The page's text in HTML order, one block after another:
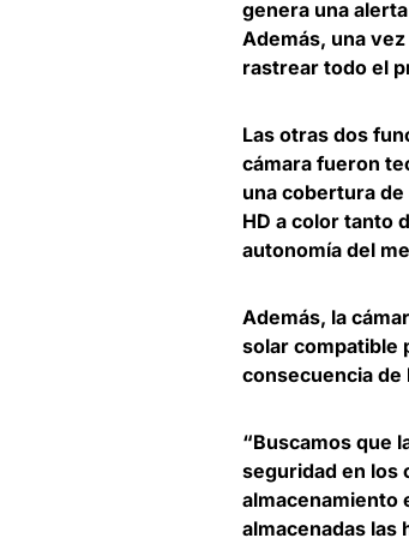
genera una
Además, una
rastrear todo el
Las otras dos
cámara fueron
una cobertura de
HD a color tanto
autonomía del
Además, la
solar compatible
consecuencia
“Buscamos que
seguridad en los
almacenamiento
almacenadas las